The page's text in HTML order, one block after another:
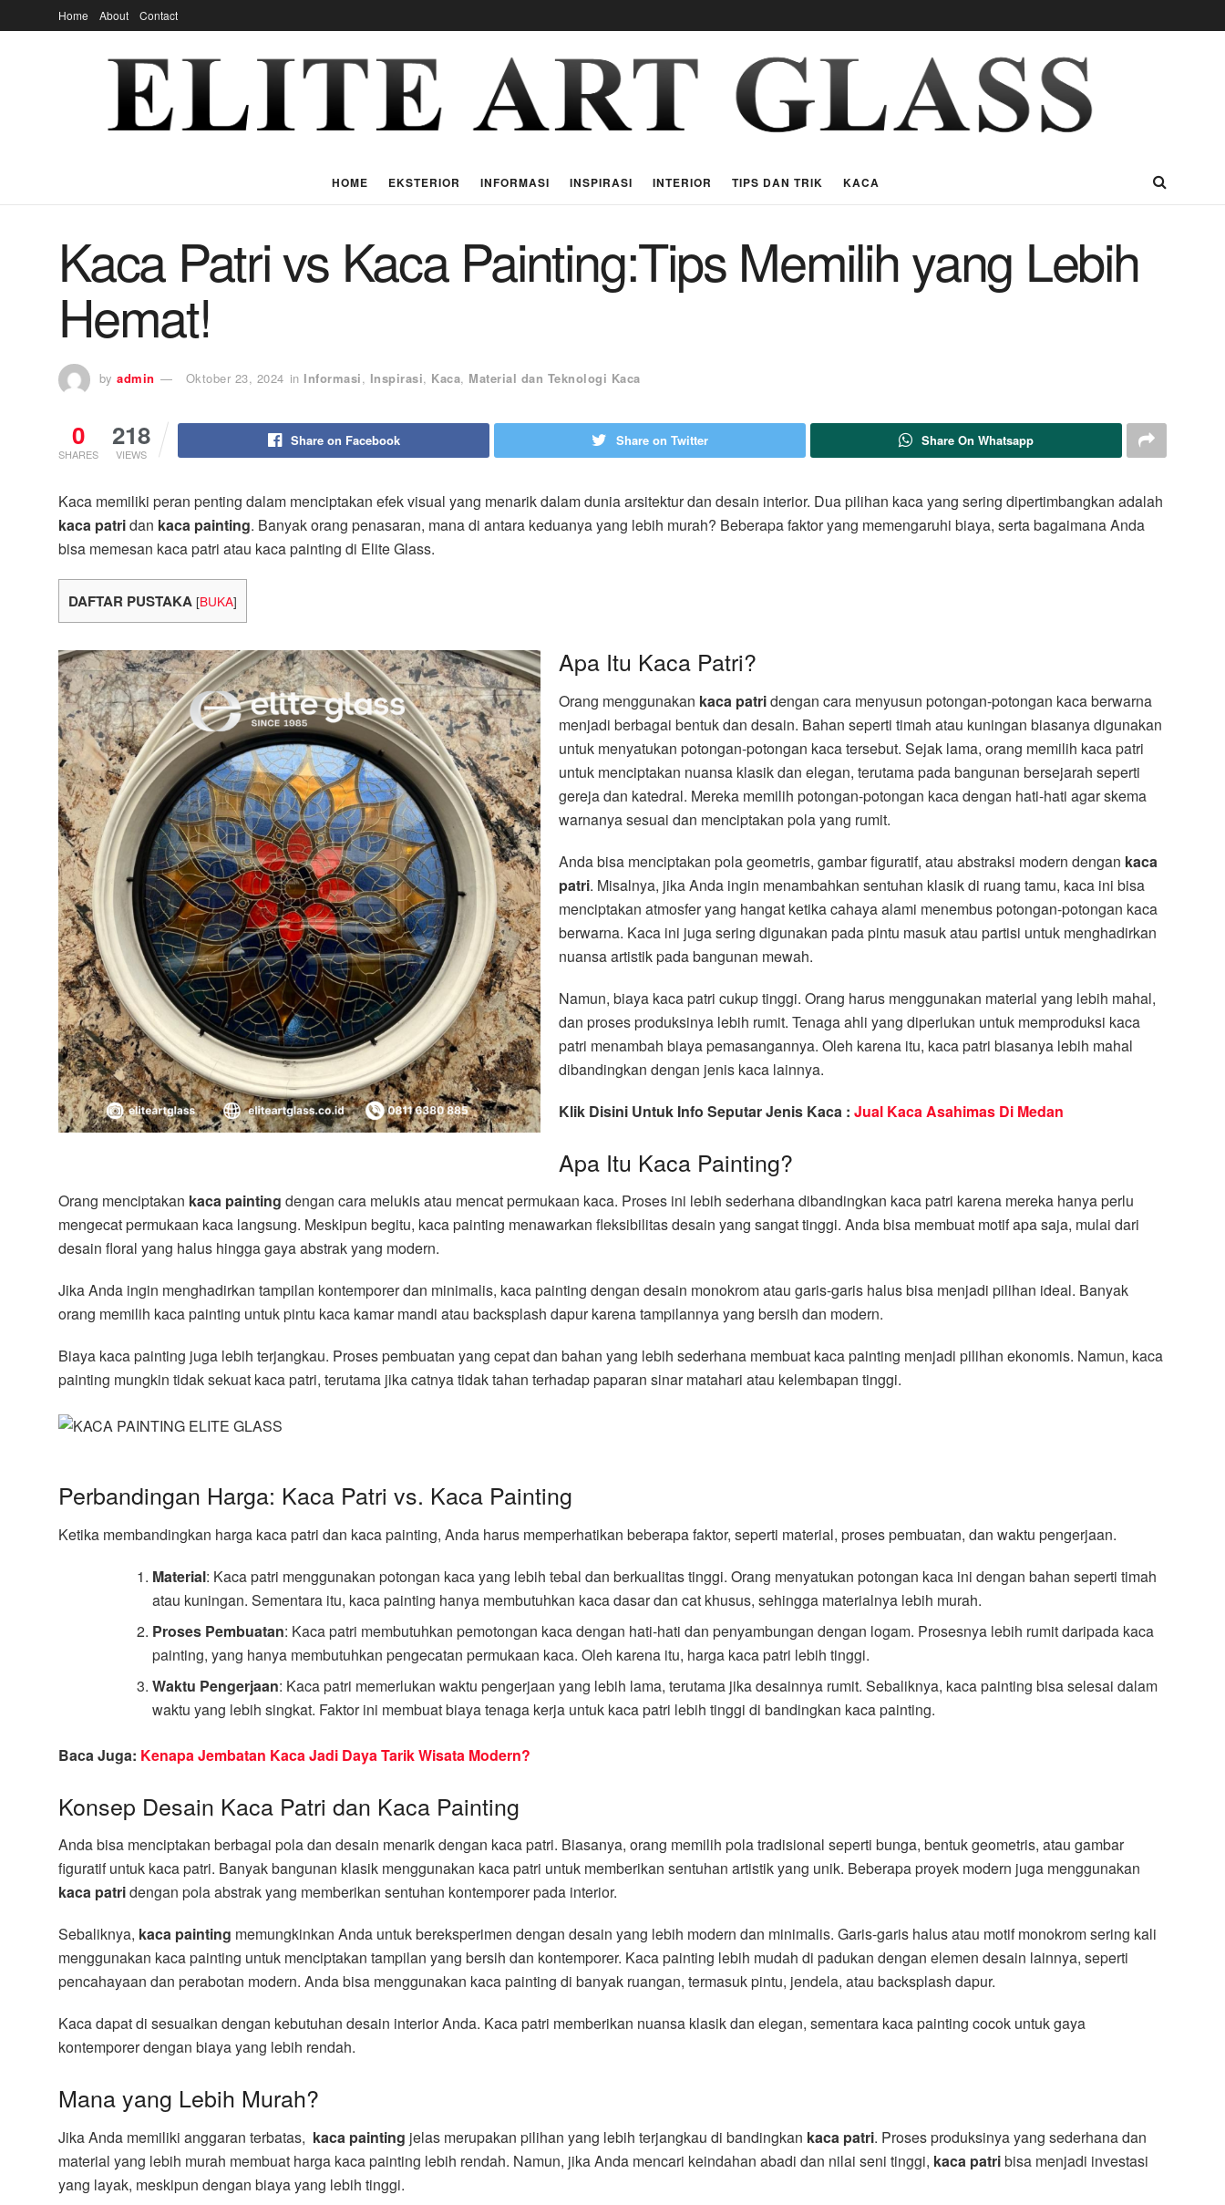
Home About Contact
HOME EKSTERIOR INFORMASI INSPIRASI INTERIOR TIPS DAN TRIK KACA
Kaca Patri vs Kaca Painting:Tips Memilih yang Lebih
Hemat!
by admin Oktober 23, 2024 in Informasi, Inspirasi, Kaca, Material dan Teknologi Kaca
0
SHARES
218
VIEWS
Share on Facebook Share on Twitter Share On Whatsapp
Kaca memiliki peran penting dalam menciptakan efek visual yang menarik dalam dunia arsitektur dan desain interior. Dua pilihan kaca yang sering dipertimbangkan adalah
kaca patridan kaca painting. Banyak orang penasaran, mana di antara keduanya yang lebih murah? Beberapa faktor yang memengaruhi biaya, serta bagaimana Anda
bisa memesan kaca patri atau kaca painting di Elite Glass.
DAFTAR PUSTAKA [BUKA]
Apa Itu Kaca Patri?
Orang menggunakan kaca patridengan cara menyusun potongan-potongan kaca berwarna
menjadi berbagai bentuk dan desain. Bahan seperti timah atau kuningan biasanya digunakan
untuk menyatukan potongan-potongan kaca tersebut. Sejak lama, orang memilih kaca patri
untuk menciptakan nuansa klasik dan elegan, terutama pada bangunan bersejarah seperti
gereja dan katedral. Mereka memilih potongan-potongan kaca dengan hati-hati agar skema
warnanya sesuai dan menciptakan pola yang rumit.
Anda bisa menciptakan pola geometris, gambar figuratif, atau abstraksi modern dengan kaca
patri. Misalnya, jika Anda ingin menambahkan sentuhan klasik di ruang tamu, kaca ini bisa
menciptakan atmosfer yang hangat ketika cahaya alami menembus potongan-potongan kaca
berwarna. Kaca ini juga sering digunakan pada pintu masuk atau partisi untuk menghadirkan
nuansa artistik pada bangunan mewah.
Namun, biaya kaca patri cukup tinggi. Orang harus menggunakan material yang lebih mahal,
dan proses produksinya lebih rumit. Tenaga ahli yang diperlukan untuk memproduksi kaca
patri menambah biaya pemasangannya. Oleh karena itu, kaca patri biasanya lebih mahal
dibandingkan dengan jenis kaca lainnya.
Klik Disini Untuk Info Seputar Jenis Kaca : Jual Kaca Asahimas Di Medan
Apa Itu Kaca Painting?
Orang menciptakan kaca painting dengan cara melukis atau mencat permukaan kaca. Proses ini lebih sederhana dibandingkan kaca patri karena mereka hanya perlu
mengecat permukaan kaca langsung. Meskipun begitu, kaca painting menawarkan fleksibilitas desain yang sangat tinggi. Anda bisa membuat motif apa saja, mulai dari
desain floral yang halus hingga gaya abstrak yang modern.
Jika Anda ingin menghadirkan tampilan kontemporer dan minimalis, kaca painting dengan desain monokrom atau garis-garis halus bisa menjadi pilihan ideal. Banyak
orang memilih kaca painting untuk pintu kaca kamar mandi atau backsplash dapur karena tampilannya yang bersih dan modern.
Biaya kaca painting juga lebih terjangkau. Proses pembuatan yang cepat dan bahan yang lebih sederhana membuat kaca painting menjadi pilihan ekonomis. Namun, kaca
painting mungkin tidak sekuat kaca patri, terutama jika catnya tidak tahan terhadap paparan sinar matahari atau kelembapan tinggi.
Perbandingan Harga: Kaca Patri vs. Kaca Painting
Ketika membandingkan harga kaca patri dan kaca painting, Anda harus memperhatikan beberapa faktor, seperti material, proses pembuatan, dan waktu pengerjaan.
Material: Kaca patri menggunakan potongan kaca yang lebih tebal dan berkualitas tinggi. Orang menyatukan potongan kaca ini dengan bahan seperti timah
atau kuningan. Sementara itu, kaca painting hanya membutuhkan kaca dasar dan cat khusus, sehingga materialnya lebih murah.
Proses Pembuatan: Kaca patri membutuhkan pemotongan kaca dengan hati-hati dan penyambungan dengan logam. Prosesnya lebih rumit daripada kaca
painting, yang hanya membutuhkan pengecatan permukaan kaca. Oleh karena itu, harga kaca patri lebih tinggi.
Waktu Pengerjaan: Kaca patri memerlukan waktu pengerjaan yang lebih lama, terutama jika desainnya rumit. Sebaliknya, kaca painting bisa selesai dalam
waktu yang lebih singkat. Faktor ini membuat biaya tenaga kerja untuk kaca patri lebih tinggi di bandingkan kaca painting.
Baca Juga: Kenapa Jembatan Kaca Jadi Daya Tarik Wisata Modern?
Konsep Desain Kaca Patri dan Kaca Painting
Anda bisa menciptakan berbagai pola dan desain menarik dengan kaca patri. Biasanya, orang memilih pola tradisional seperti bunga, bentuk geometris, atau gambar
figuratif untuk kaca patri. Banyak bangunan klasik menggunakan kaca patri untuk memberikan sentuhan artistik yang unik. Beberapa proyek modern juga menggunakan
kaca patridengan pola abstrak yang memberikan sentuhan kontemporer pada interior.
Sebaliknya, kaca painting memungkinkan Anda untuk bereksperimen dengan desain yang lebih modern dan minimalis. Garis-garis halus atau motif monokrom sering kali
menggunakan kaca painting untuk menciptakan tampilan yang bersih dan kontemporer. Kaca painting lebih mudah di padukan dengan elemen desain lainnya, seperti
pencahayaan dan perabotan modern. Anda bisa menggunakan kaca painting di banyak ruangan, termasuk pintu, jendela, atau backsplash dapur.
Kaca dapat di sesuaikan dengan kebutuhan desain interior Anda. Kaca patri memberikan nuansa klasik dan elegan, sementara kaca painting cocok untuk gaya
kontemporer dengan biaya yang lebih rendah.
Mana yang Lebih Murah?
Jika Anda memiliki anggaran terbatas, kaca painting jelas merupakan pilihan yang lebih terjangkau di bandingkan kaca patri. Proses produksinya yang sederhana dan
material yang lebih murah membuat harga kaca painting lebih rendah. Namun, jika Anda mencari keindahan abadi dan nilai seni tinggi, kaca patribisa menjadi investasi
yang layak, meskipun dengan biaya yang lebih tinggi.